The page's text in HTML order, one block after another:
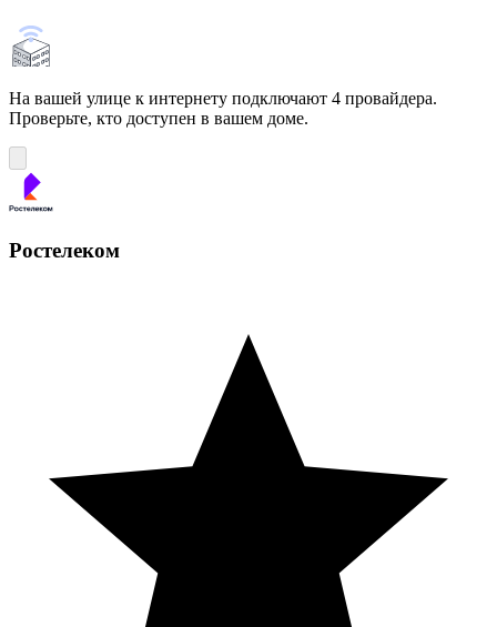
На вашей улице к интернету подключают 4 провайдера.
Проверьте, кто доступен в вашем доме.
Ростелеком